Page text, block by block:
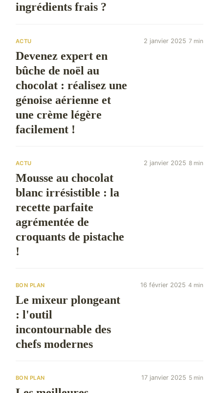
ingrédients frais ?
ACTU
Devenez expert en
bûche de noël au
chocolat : réalisez une
génoise aérienne et
une crème légère
facilement !
2 janvier 2025 7 min
ACTU
Mousse au chocolat
blanc irrésistible : la
recette parfaite
agrémentée de
croquants de pistache
!
2 janvier 2025 8 min
BON PLAN
Le mixeur plongeant
: l'outil
incontournable des
chefs modernes
16 février 2025 4 min
BON PLAN 17 janvier 2025 5 min